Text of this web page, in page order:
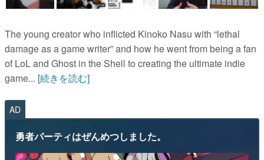
The young creator who inflicted Kinoko Nasu with “lethal
damage as a game writer” and how he went from being a fan
of LoL and Ghost in the Shell to creating the ultimate indie
game... [続きを読む]
AD
勇者パーティはぜんめつしました。